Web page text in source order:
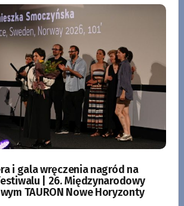
i gala wręczenia nagród na
| 26. Międzynarodowy
TAURON Nowe Horyzonty